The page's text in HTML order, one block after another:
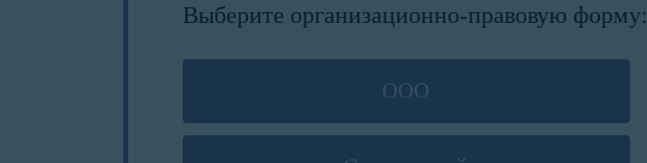
Выберите организационно-правовую форму:
ООО